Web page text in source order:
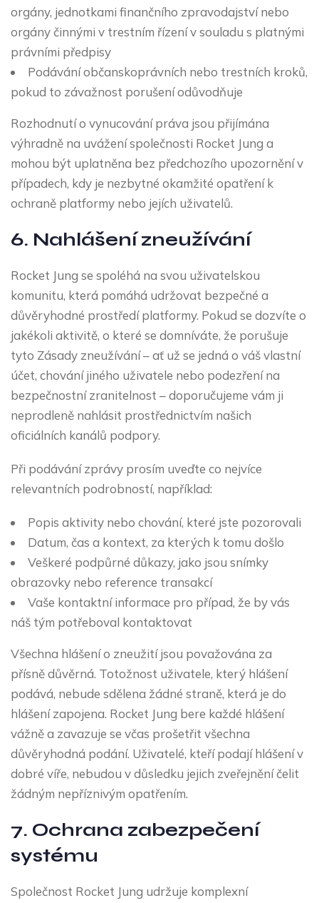
orgány, jednotkami finančního zpravodajství nebo
orgány činnými v trestním řízení v souladu s platnými
právními předpisy
Podávání občanskoprávních nebo trestních kroků,
pokud to závažnost porušení odůvodňuje
Rozhodnutí o vynucování práva jsou přijímána
výhradně na uvážení společnosti Rocket Jung a
mohou být uplatněna bez předchozího upozornění v
případech, kdy je nezbytné okamžité opatření k
ochraně platformy nebo jejích uživatelů.
6. Nahlášení zneužívání
Rocket Jung se spoléhá na svou uživatelskou
komunitu, která pomáhá udržovat bezpečné a
důvěryhodné prostředí platformy. Pokud se dozvíte o
jakékoli aktivitě, o které se domníváte, že porušuje
tyto Zásady zneužívání – ať už se jedná o váš vlastní
účet, chování jiného uživatele nebo podezření na
bezpečnostní zranitelnost – doporučujeme vám ji
neprodleně nahlásit prostřednictvím našich
oficiálních kanálů podpory.
Při podávání zprávy prosím uveďte co nejvíce
relevantních podrobností, například:
Popis aktivity nebo chování, které jste pozorovali
Datum, čas a kontext, za kterých k tomu došlo
Veškeré podpůrné důkazy, jako jsou snímky
obrazovky nebo reference transakcí
Vaše kontaktní informace pro případ, že by vás
náš tým potřeboval kontaktovat
Všechna hlášení o zneužití jsou považována za
přísně důvěrná. Totožnost uživatele, který hlášení
podává, nebude sdělena žádné straně, která je do
hlášení zapojena. Rocket Jung bere každé hlášení
vážně a zavazuje se včas prošetřit všechna
důvěryhodná podání. Uživatelé, kteří podají hlášení v
dobré víře, nebudou v důsledku jejich zveřejnění čelit
žádným nepříznivým opatřením.
7. Ochrana zabezpečení
systému
Společnost Rocket Jung udržuje komplexní